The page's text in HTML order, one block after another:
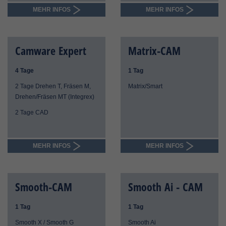
MEHR INFOS MEHR INFOS
Camware Expert
4 Tage
2 Tage Drehen T, Fräsen M,
Drehen/Fräsen MT (Integrex)
2 Tage CAD
MEHR INFOS
Matrix-CAM
1 Tag
Matrix/Smart
MEHR INFOS
Smooth-CAM
1 Tag
Smooth X / Smooth G
Smooth Ai - CAM
1 Tag
Smooth Ai